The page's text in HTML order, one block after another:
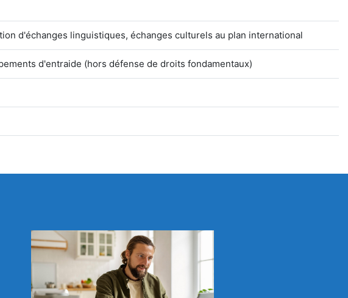
d'échanges linguistiques, échanges culturels au plan international
d'entraide (hors défense de droits fondamentaux)